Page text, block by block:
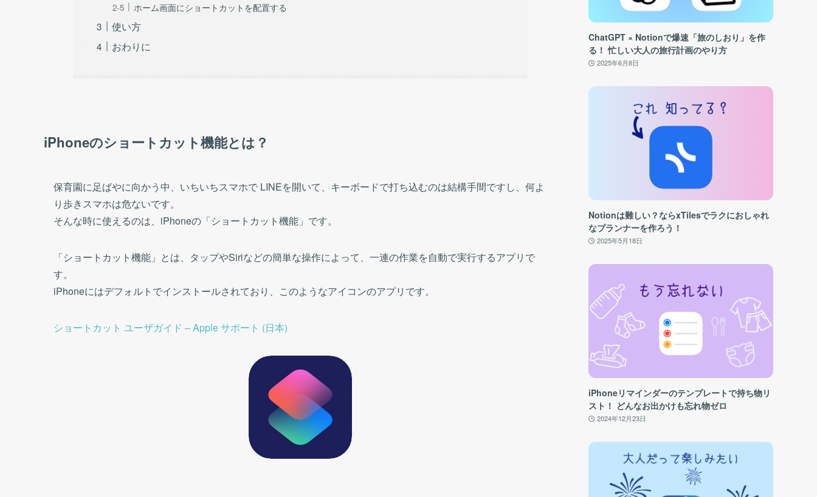
ホーム画面にショートカットを配置する
使い方
おわりに
iPhoneのショートカット機能とは？
保育園に足ばやに向かう中、いちいちスマホで LINEを開いて、キーボードで打ち込むのは結構手間ですし、何よ
り歩きスマホは危ないです。
そんな時に使えるのは、iPhoneの「ショートカット機能」です。
「ショートカット機能」とは、タップやSiriなどの簡単な操作によって、一連の作業を自動で実行するアプリで
す。
iPhoneにはデフォルトでインストールされており、このようなアイコンのアプリです。
ショートカット ユーザガイド – Apple サポート (日本)
ChatGPT × Notionで爆速「旅のしおり」を作
る！ 忙しい大人の旅行計画のやり方
2025年6月8日
Notionは難しい？ならxTilesでラクにおしゃれ
なプランナーを作ろう！
2025年5月18日
iPhoneリマインダーのテンプレートで持ち物リ
スト！ どんなお出かけも忘れ物ゼロ
2024年12月23日